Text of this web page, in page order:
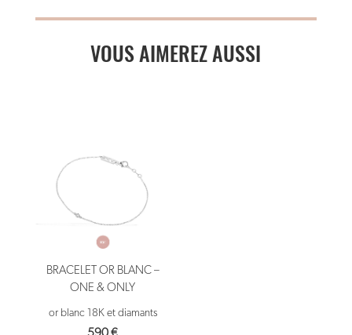
VOUS AIMEREZ AUSSI
BRACELET OR BLANC –
ONE & ONLY
or blanc 18K et diamants